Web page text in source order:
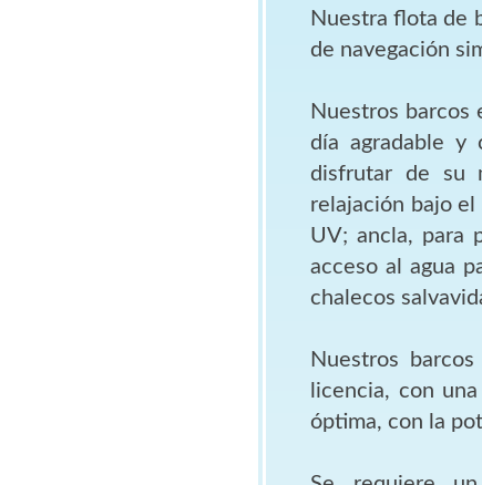
Nuestra flota de
de navegación
Nuestros barcos
día agradable y
disfrutar de su
relajación bajo
UV; ancla, para
acceso al agua
chalecos
Nuestros
licencia, con
óptima, con la